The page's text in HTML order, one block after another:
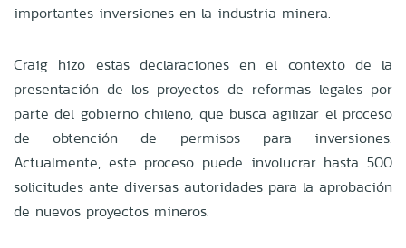
importantes inversiones en la industria minera.
Craig hizo estas declaraciones en el contexto de la
presentación de los proyectos de reformas legales por
parte del gobierno chileno, que busca agilizar el proceso
de obtención de permisos para inversiones.
Actualmente, este proceso puede involucrar hasta 500
solicitudes ante diversas autoridades para la aprobación
de nuevos proyectos mineros.